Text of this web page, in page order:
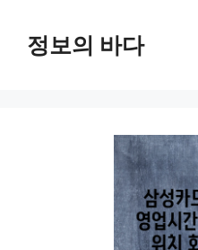
정보의 바다